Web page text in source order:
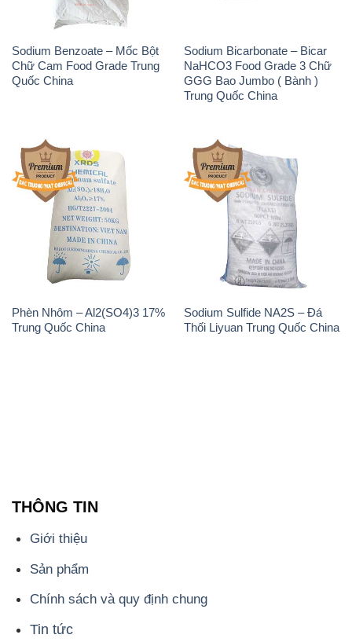
Sodium Benzoate – Mốc Bột
Chữ Cam Food Grade Trung
Quốc China
Sodium Bicarbonate – Bicar
NaHCO3 Food Grade 3 Chữ
GGG Bao Jumbo ( Bành )
Trung Quốc China
Phèn Nhôm – Al2(SO4)3 17%
Trung Quốc China
Sodium Sulfide NA2S – Đá
Thối Liyuan Trung Quốc China
THÔNG TIN
Giới thiệu
Sản phẩm
Chính sách và quy định chung
Tin tức